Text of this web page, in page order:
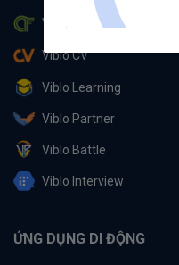
Viblo CTF
Viblo CV
Viblo Learning
Viblo Partner
Viblo Battle
Viblo Interview
ỨNG DỤNG DI ĐỘNG